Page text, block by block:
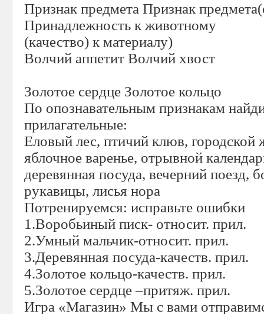
Признак предмета Признак
Принадлежность к животному
(качество) к материалу)
Волчий аппетит Волчий хвост
Золотое сердце Золотое кольцо
По опознавательным признакам
прилагательные:
Еловый лес, птичий клюв, городской
яблочное варенье, отрывной
деревянная посуда, вечерний поезд,
рукавицы, лисья нора
Потренируемся: исправьте ошибки
1.Воробьиный писк- относит. прил.
2.Умный мальчик-относит. прил.
3.Деревянная посуда-качеств. прил.
4.Золотое кольцо-качеств. прил.
5.Золотое сердце –притяж. прил.
Игра «Магазин» Мы с вами